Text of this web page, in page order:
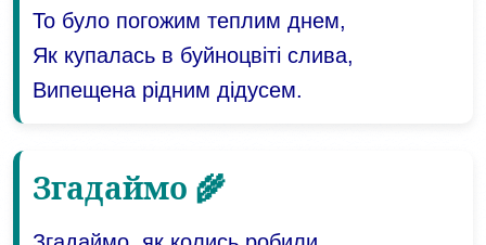
То було погожим теплим днем,
Як купалась в буйноцвіті слива,
Випещена рідним дідусем.
Згадаймо 🌾